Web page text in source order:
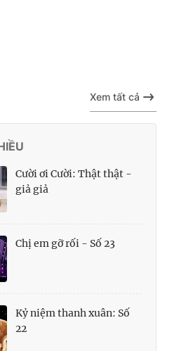
Xem tất cả
Cười ơi Cười: Thật thật -
giả giả
Chị em gỡ rối - Số 23
Kỷ niệm thanh xuân: Số
22